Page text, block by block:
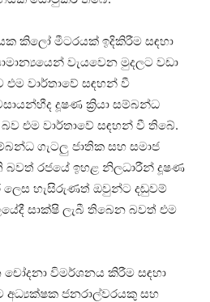
කිලෝ මීටරයක් ඉදිකිරීම සඳහා
වැයවෙන මුදලට වඩා
වාර්තාවේ සඳහන් වී
දූෂණ ක්‍රියා සම්බන්ධ
එම වාර්තාවේ සඳහන් වී තිබේ.
ගැටලු ජාතික සහ සමාජ
බවත් රජයේ ඉහළ නිලධාරීන් දූෂණ
ලෙස හැසිරුණත් ඔවුන්ට දඬුවම්
සාක්ෂි ලැබී තිබෙන බවත් එම
විමර්ශනය කිරීම සඳහා
ජනරාල්වරයකු සහ